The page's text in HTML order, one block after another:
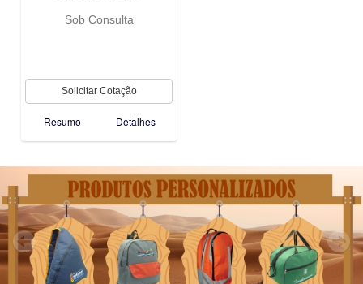
Sob Consulta
Resumo Detalhes